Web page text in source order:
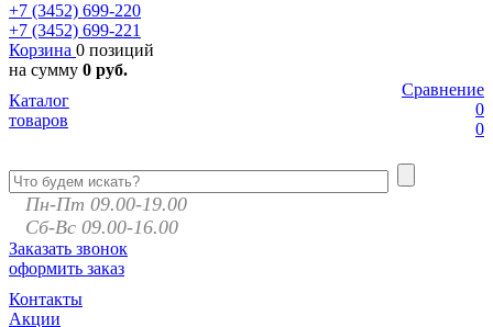
+7 (3452) 699-220
+7 (3452) 699-221
Корзина 0 позиций
на сумму 0 руб.
Сравнение
0
0
Каталог
товаров
Пн-Пт 09.00-19.00
Сб-Вс 09.00-16.00
Заказать звонок
оформить заказ
Контакты
Акции